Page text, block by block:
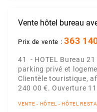
Vente hôtel bureau
Prix de vente :363
41 - HOTEL Bureau
parking privé et
Clientèle touristique,
240 00 €. Ouverture
VENTE - HÔTEL - HÔTEL